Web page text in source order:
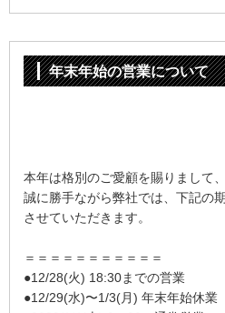
年末年始の営業について
本年は格別のご愛顧を賜りまして
誠に勝手ながら弊社では、下記の
させていただきます。
＝＝＝＝＝＝＝＝＝＝＝
●12/28(火) 18:30までの営業
●12/29(水)〜1/3(月) 年末年始休業